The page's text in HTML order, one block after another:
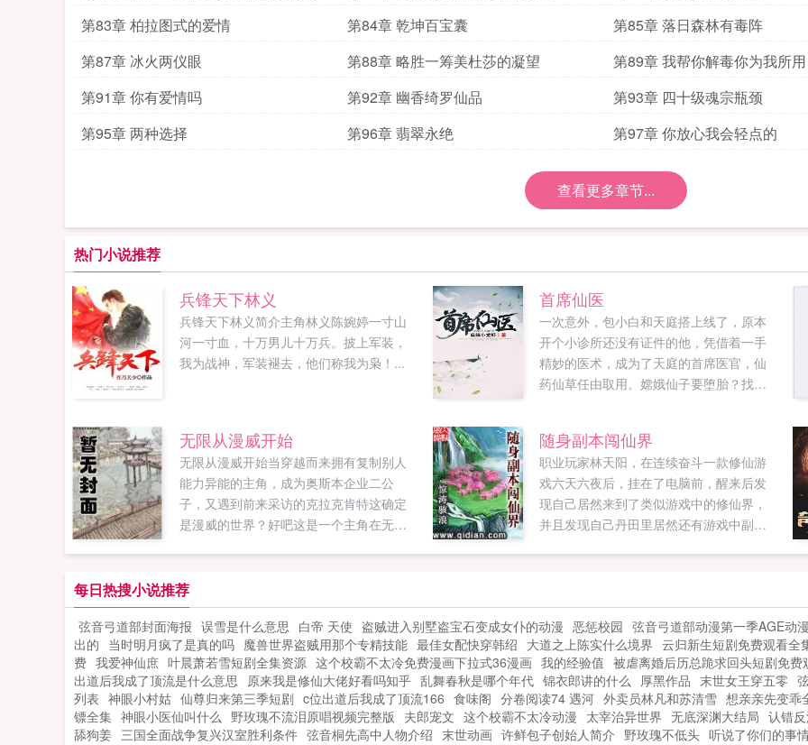
复苏
第83章 柏拉图式的爱情
第84章 乾坤百宝囊
第85章 落日森林有毒阵
第87章 冰火两仪眼
第88章 略胜一筹美杜莎的凝望
第89章 我帮你解毒你为我所用
第91章 你有爱情吗
第92章 幽香绮罗仙品
第93章 四十级魂宗瓶颈
第95章 两种选择
第96章 翡翠永绝 第97章 你放心我会轻点的
查看更多章节...
热门小说推荐
兵锋天下林义
兵锋天下林义简介主角林义陈婉婷一寸山
河一寸血，十万男儿十万兵。披上军装，
我为战神，军装褪去，他们称我为枭！...
首席仙医
一次意外，包小白和天庭搭上线了，原本
开个小诊所还没有证件的他，凭借着一手
精妙的医术，成为了天庭的首席医官，仙
药仙草任由取用。嫦娥仙子要堕胎？找我
容养颜的配方...
无限从漫威开始
无限从漫威开始当穿越而来拥有复制别人
能力异能的主角，成为奥斯本企业二公
子，又遇到前来采访的克拉克肯特这确定
是漫威的世界？好吧这是一个主角在无限
的无限流，来享受下如同穿着沙滩裤躺在
夏威夷海滩看比基尼的快感吧主角语录，
人生最大的追求就是享受，不是物质享
受，就是精神享受，当然，选后者的通常
都有点强迫症写本书的时候作者节操无下
限如果您喜欢无限从漫威开始，别忘记分
享给朋友...
随身副本闯仙界
职业玩家林天阳，在连续奋斗一款修仙游
戏六天六夜后，挂在了电脑前，醒来后发
现自己居然来到了类似游戏中的修仙界，
并且发现自己丹田里居然还有游戏中副本
每日热搜小说推荐
弦音弓道部封面海报 误雪是什么意思 白帝 天使 盗贼进入别墅盗宝石变成女仆的动漫 恶惩校园 弦音弓道部动漫第一季AGE动
出的 当时明月疯了是真的吗 魔兽世界盗贼用那个专精技能 最佳女配快穿韩绍 大道之上陈实什么境界 云归新生短剧免费观看全
费 我爱神仙庶 叶晨萧若雪短剧全集资源 这个校霸不太冷免费漫画下拉式36漫画 我的经验值 被虐离婚后历总跪求回头短剧免费
出道后我成了顶流是什么意思 原来我是修仙大佬好看吗知乎 乱舞春秋是哪个年代 锦衣郎讲的什么 厚黑作品 末世女王穿五零
列表 神眼小村姑 仙尊归来第三季短剧 c位出道后我成了顶流166 食味阁 分卷阅读74 遇河 外卖员林凡和苏清雪 想亲亲先变乖
镖全集 神眼小医仙叫什么 野玫瑰不流泪原唱视频完整版 夫郎宠文 这个校霸不太冷动漫 太宰治异世界 无底深渊大结局 认错
舔狗姜 三国全面战争复兴汉室胜利条件 弦音桐先高中人物介绍 末世动画 许鲜包子创始人简介 野玫瑰不低头 听说了你们的事